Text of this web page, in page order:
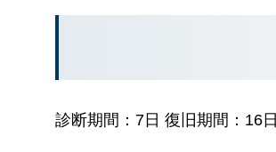
診断期間：7日 復旧期間：16日